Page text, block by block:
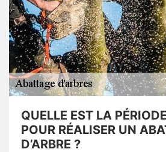
QUELLE EST LA
POUR RÉALISER UN
D’ARBRE ?